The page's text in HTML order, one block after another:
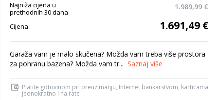
Najniža cijena u
prethodnih 30 dana
1.989,99 €
Cijena 1.691,49 €
Garaža vam je malo skučena? Možda vam treba više prostora
za pohranu bazena? Možda vam tr... Saznaj više
Platite gotovinom pri preuzimanju, Internet bankarstvom, karticama
jednokratno i na rate